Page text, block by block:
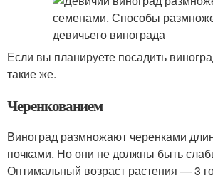
Если вы планируете посадить
такие же.
Черенкованием
Виноград размножают черенками
почками. Но они не должны быть
Оптимальный возраст растения — 3